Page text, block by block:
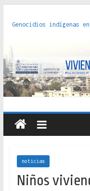
Genocidios indígenas
políticas, prácticas y
crítica de las
Criterios técnicos para
Red de consultorios de
Santiago : un
noticias
Niños